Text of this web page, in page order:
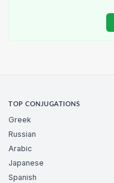
TOP CONJUGATIONS
Greek
Russian
Arabic
Japanese
Spanish